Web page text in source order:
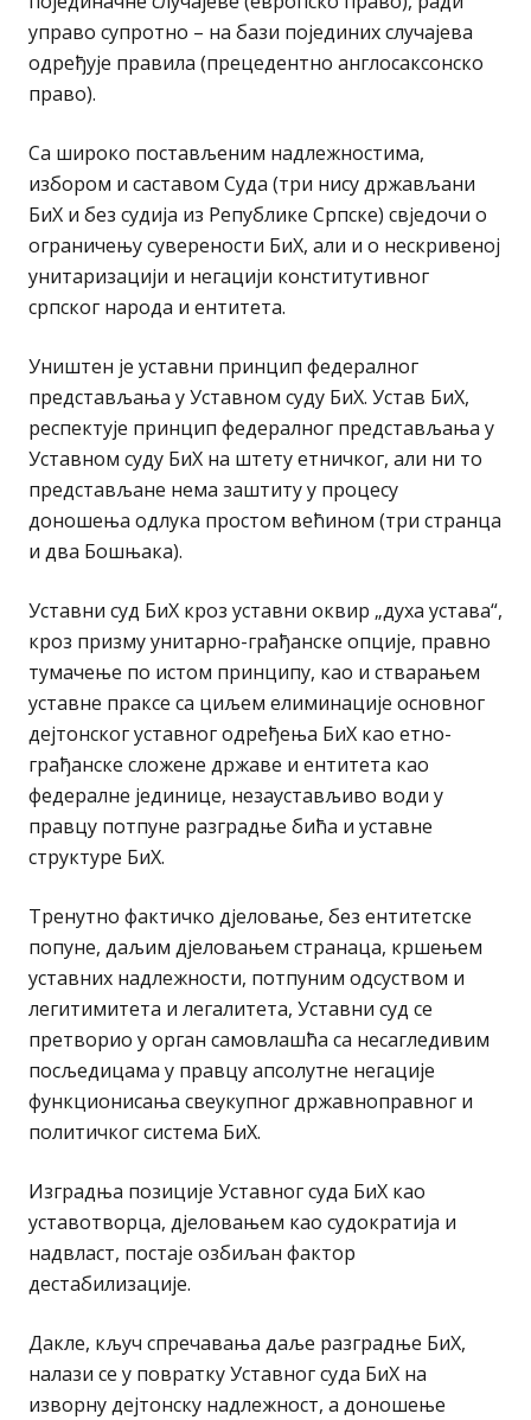
управо супротно – на бази појединих случајева
одређује правила (прецедентно англосаксонско
право).
Са широко постављеним надлежностима,
избором и саставом Суда (три нису држављани
БиХ и без судија из Републике Српске) свједочи о
ограничењу суверености БиХ, али и о нескривеној
унитаризацији и негацији конститутивног
српског народа и ентитета.
Уништен је уставни принцип федералног
представљања у Уставном суду БиХ. Устав БиХ,
респектује принцип федералног представљања у
Уставном суду БиХ на штету етничког, али ни то
представљане нема заштиту у процесу
доношења одлука простом већином (три странца
и два Бошњака).
Уставни суд БиХ кроз уставни оквир „духа устава“,
кроз призму унитарно-грађанске опције, правно
тумачење по истом принципу, као и стварањем
уставне праксе са циљем елиминације основног
дејтонског уставног одређења БиХ као етно-
грађанске сложене државе и ентитета као
федералне јединице, незаустављиво води у
правцу потпуне разградње бића и уставне
структуре БиХ.
Тренутно фактичко дјеловање, без ентитетске
попуне, даљим дјеловањем странаца, кршењем
уставних надлежности, потпуним одсуством и
легитимитета и легалитета, Уставни суд се
претворио у орган самовлашћа са несагледивим
посљедицама у правцу апсолутне негације
функционисања свеукупног државноправног и
политичког система БиХ.
Изградња позиције Уставног суда БиХ као
уставотворца, дјеловањем као судократија и
надвласт, постаје озбиљан фактор
дестабилизације.
Дакле, кључ спречавања даље разградње БиХ,
налази се у повратку Уставног суда БиХ на
изворну дејтонску надлежност, а доношење